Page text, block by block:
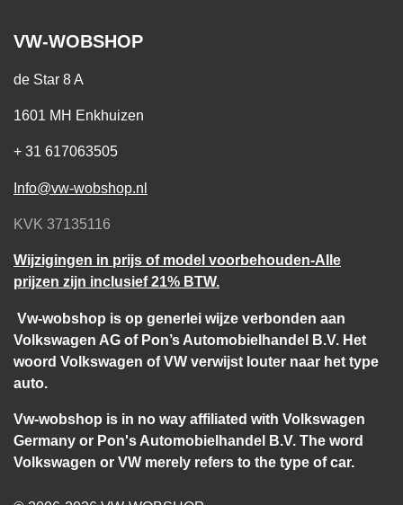
VW-WOBSHOP
de Star 8 A
1601 MH Enkhuizen
+ 31 617063505
Info@vw-wobshop.nl
KVK 37135116
Wijzigingen in prijs of model voorbehouden-Alle
prijzen zijn inclusief 21% BTW.
Vw-wobshop is op generlei wijze verbonden aan
Volkswagen AG of Pon’s Automobielhandel B.V. Het
woord Volkswagen of VW verwijst louter naar het type
auto.
Vw-wobshop is in no way affiliated with Volkswagen
Germany or Pon's Automobielhandel B.V. The word
Volkswagen or VW merely refers to the type of car.